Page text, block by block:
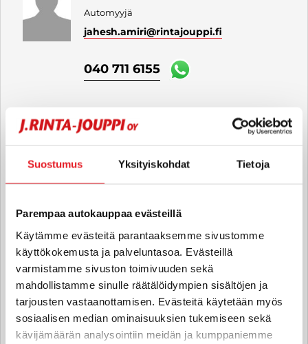
Suostumus Yksityiskohdat Tietoja
Parempaa autokauppaa evästeillä
Käytämme evästeitä parantaaksemme sivustomme
käyttökokemusta ja palveluntasoa. Evästeillä
varmistamme sivuston toimivuuden sekä
mahdollistamme sinulle räätälöidympien sisältöjen ja
tarjousten vastaanottamisen. Evästeitä käytetään myös
sosiaalisen median ominaisuuksien tukemiseen sekä
kävijämäärän analysointiin meidän ja kumppaniemme
Automyyjä
jahesh.amiri@rintajouppi.fi
040 711 6155
Kasper Pihlström
kasper.pihlstrom@rintajouppi.fi
Sebastian Kontuniemi
Automyyjä FI | SV | EN
sebastian.kontuniemi
@rintajouppi.fi